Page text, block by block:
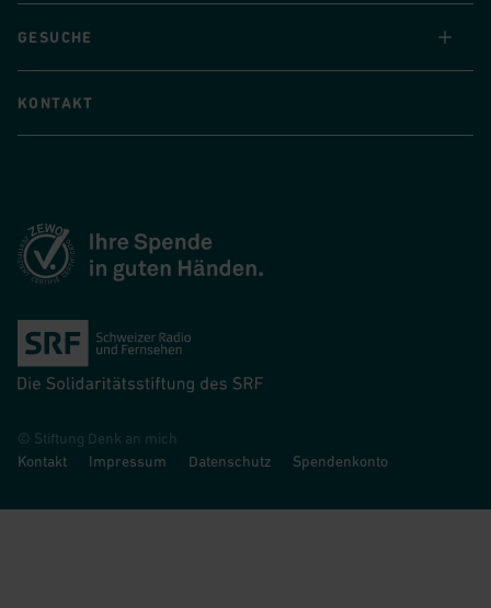
GESUCHE
KONTAKT
© Stiftung Denk an mich
Kontakt
Impressum Datenschutz Spendenkonto